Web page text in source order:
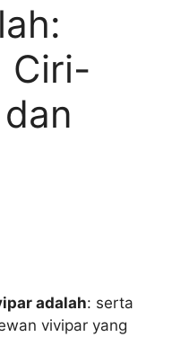
Ciri-
adalah: serta
vivipar yang